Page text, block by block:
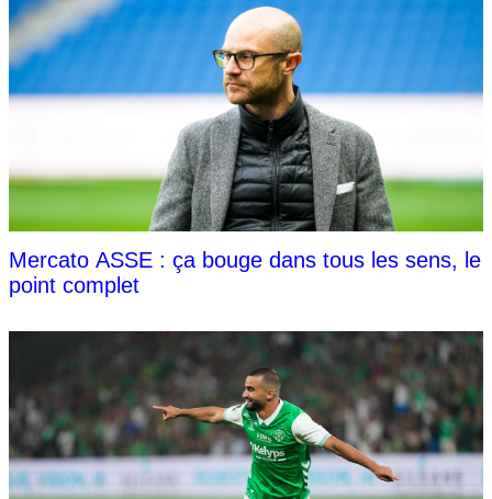
Mercato ASSE : ça bouge dans tous les sens, le
point complet